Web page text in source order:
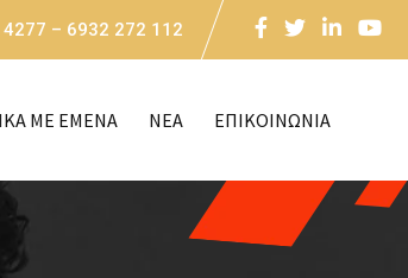
– 6932 272 112
ΜΕ ΕΜΕΝΑ NEA ΕΠΙΚΟΙΝΩΝΙΑ